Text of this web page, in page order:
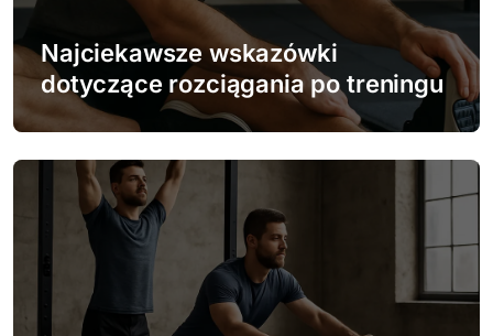
w
p
i
s
Najciekawsze wskazówki
dotyczące rozciągania po treningu